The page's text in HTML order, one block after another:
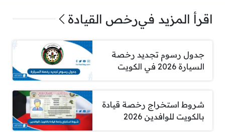
اقرأ المزيد فيرخص القيادة
جدول رسوم تجديد رخصة
السيارة 2026 في الكويت
شروط استخراج رخصة قيادة
بالكويت للوافدين 2026